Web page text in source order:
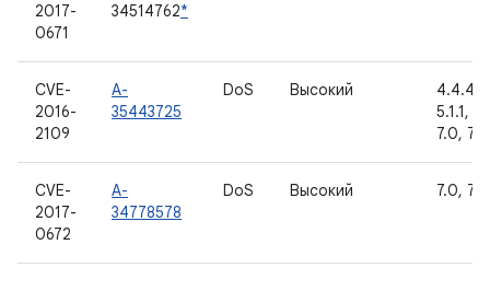
2017-
0671
34514762*
CVE-
2016-
2109
A-
35443725
DoS Высокий
4.4.4,
5.1.1,
7.0,
CVE-
2017-
0672
A-
34778578
DoS Высокий 7.0,